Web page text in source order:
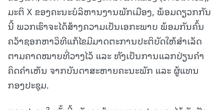
ມະຕິ X ຂອງຄະນະບໍລິຫານງານພັກເມືອງ, ພ້ອມດຽວກກັນ
ນີ້ ພວກເຮົາຈະໄດ້ສ້າງຄວາມເປັນເອກະພາບ ພ້ອມກັນຄົ້ນ
ຄວ້າຊອກຫາວິທີແກ້ໄຂມີມາດຕະການປະຕິບັດໃຫ້ສໍາເລັດ
ຕາມຄາດໝາຍທີ່ວາງໄວ້ ແລະ ທັງເປັນການແລກປ່ຽນຄໍາ
ຄິດຄໍາເຫັນ ຈາກບັນດາສະຫາຍຄະນະພັກ ແລະ ຜູ້ແທນ
ກອງປະຊຸມ.